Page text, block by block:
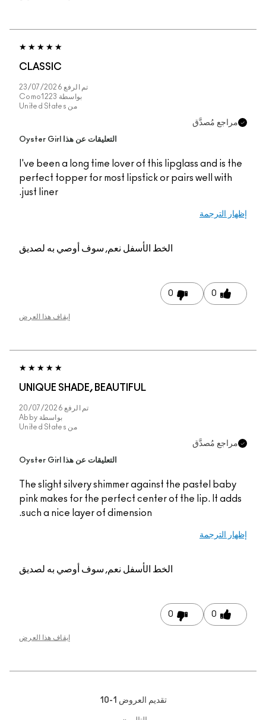
CLASSIC
تم الرفع 23/07/2026
بواسطة Como1223
من United States
مراجع مُصدَّق
التعليقات عن هذا Oyster Girl
I've been a long time lover of this lipglass and is the
perfect topper for most lipstick or pairs well with
just liner.
إظهار الترجمة
الخط الأسفلنعم, سوف أوصي به لصديق
0
0
إيقاف هذا العرض
UNIQUE SHADE, BEAUTIFUL
تم الرفع 20/07/2026
بواسطة Abby
من United States
مراجع مُصدَّق
التعليقات عن هذا Oyster Girl
The slight silvery shimmer against the pastel baby
pink makes for the perfect center of the lip. It adds
such a nice layer of dimension.
إظهار الترجمة
الخط الأسفلنعم, سوف أوصي به لصديق
0
0
إيقاف هذا العرض
تقديم العروض 1-10